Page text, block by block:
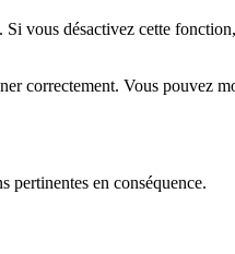
vous désactivez cette
correctement. Vous pouvez
pertinentes en conséquence.